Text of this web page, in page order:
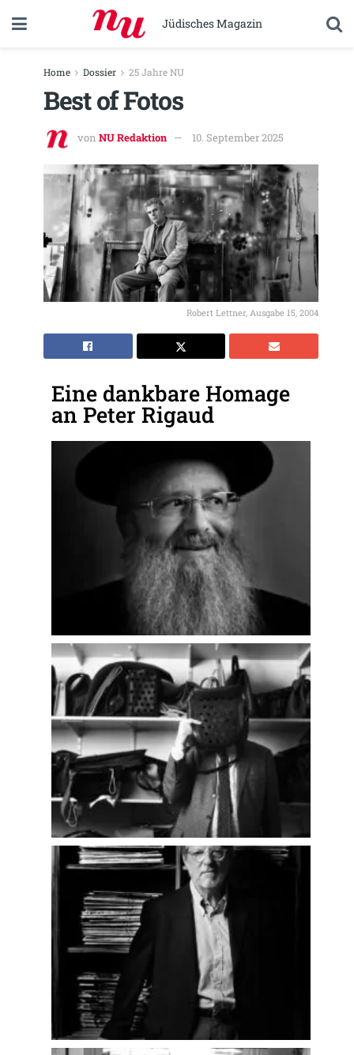
Jüdisches Magazin
Home Dossier 25 Jahre NU
Best of Fotos
von NU Redaktion 10. September 2025
Robert Lettner, Ausgabe 15, 2004
Eine dankbare Homage
an Peter Rigaud